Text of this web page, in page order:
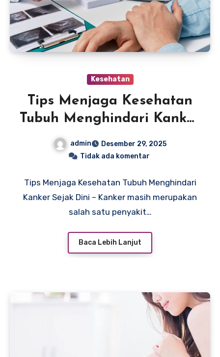
Kesehatan
Tips Menjaga Kesehatan
Tubuh Menghindari Kanker
admin
Desember 29, 2025
Tidak ada komentar
Tips Menjaga Kesehatan Tubuh Menghindari
Kanker Sejak Dini – Kanker masih merupakan
salah satu penyakit…
Baca Lebih Lanjut